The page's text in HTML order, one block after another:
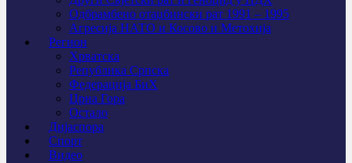
Одбрамбено отаџбински рат 1991 – 1995
Агресија НАТО и Косово и Метохија
Регион
Хрватска
Република Српска
Федерација БиХ
Црна Гора
Остало
Дијаспора
Спорт
Видео